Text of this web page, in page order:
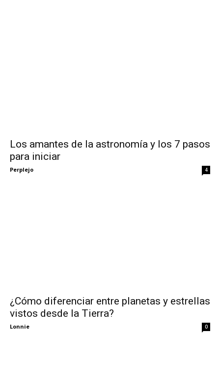
Los amantes de la astronomía y los 7 pasos
para iniciar
Perplejo 4
¿Cómo diferenciar entre planetas y estrellas
vistos desde la Tierra?
Lonnie 0